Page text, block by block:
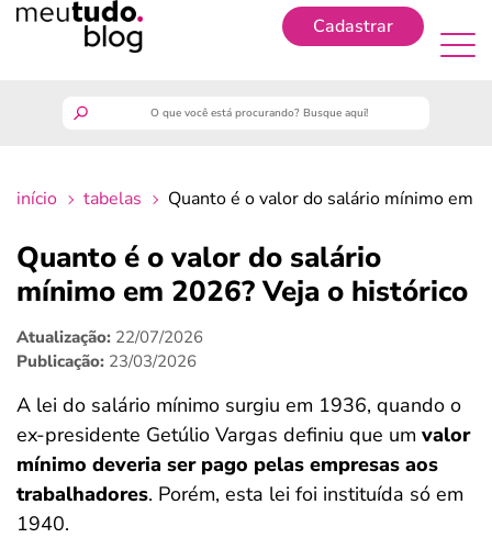
Cadastrar
finanças
benefícios
crédito fácil
últimas notícias
ferramentas
início tabelas Quanto é o valor do salário mínimo em
Quanto é o valor do salário
mínimo em 2026? Veja o histórico
Atualização: 22/07/2026
Publicação: 23/03/2026
A lei do salário mínimo surgiu em 1936, quando o
ex-presidente Getúlio Vargas definiu que um valor
mínimo deveria ser pago pelas empresas aos
trabalhadores. Porém, esta lei foi instituída só em
1940.